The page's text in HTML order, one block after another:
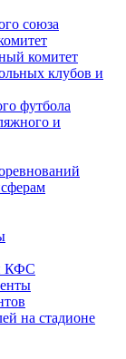
союза
комитет
клубов и
футбола
и
КФС
на стадионе